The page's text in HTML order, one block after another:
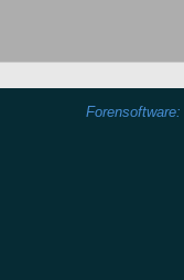
Forensoftware: